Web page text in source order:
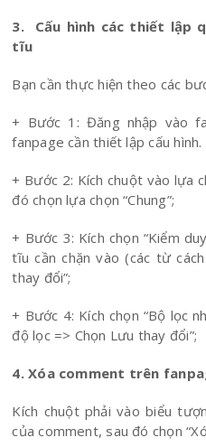
3. Cấu hình các thiết lập
tĩu
Bạn cần thực hiện theo các
+ Bước 1: Đăng nhập vào
fanpage cần thiết lập cấu hình.
+ Bước 2: Kích chuột vào lựa
đó chọn lựa chọn “Chung”;
+ Bước 3: Kích chọn “Kiểm
tĩu cần chặn vào (các từ
thay đổi”;
+ Bước 4: Kích chọn “Bộ lọc
độ lọc => Chọn Lưu thay đổi”;
4. Xóa comment trên
Kích chuột phải vào biểu
của comment, sau đó chọn